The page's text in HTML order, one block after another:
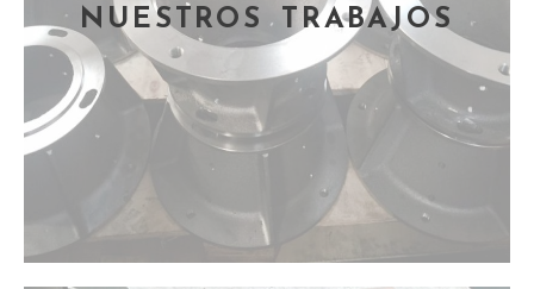
NUESTROS TRABAJOS